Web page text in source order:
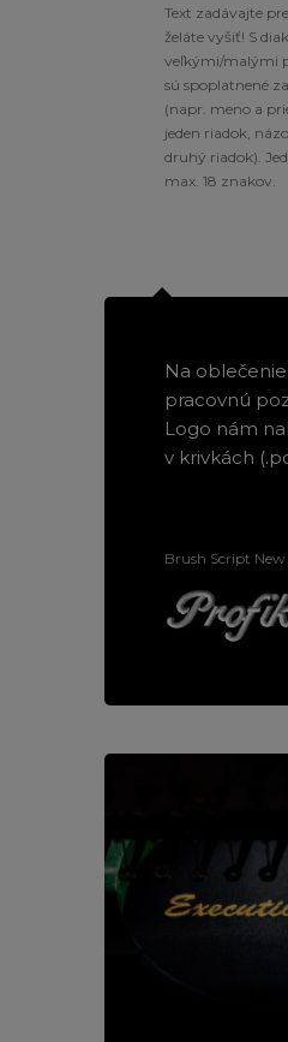
Text zadávajte
želáte vyšiť! S
veľkými/malými
sú spoplatnené
(napr. meno a
jeden riadok,
druhý riadok).
max. 18 znakov.
Na
pracovnú
Logo nám
v krivkách
Brush Script New